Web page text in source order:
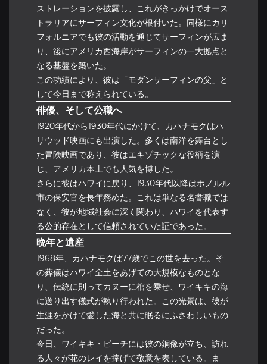
ストレーションを披露し、これがきっかけでオース
トラリアにサーフィン文化が根付いた。同様にカリ
フォルニアでも彼の活動を通じてサーフィンが広ま
り、後にアメリカ西海岸がサーフィンの一大拠点と
なる基盤を築いた。
この功績により、彼は「モダンサーフィンの父」と
して今日まで称えられている。
俳優、そして公職へ
1920年代から1930年代にかけて、カハナモクはハ
リウッド映画にも出演した。多くは南洋を舞台とし
た冒険映画であり、彼はエキゾチックな役柄を演
じ、アメリカ本土でも人気を博した。
さらに彼はハワイに戻り、1930年代以降はホノルル
市の保安官を長年務めた。これは単なる名誉職では
なく、彼が地域社会に深く関わり、ハワイを代表す
る公的存在として信頼されていた証であった。
晩年と遺産
1968年、カハナモクは77歳でこの世を去った。そ
の葬儀はハワイ全土をあげての大規模なものとな
り、伝統に則ってカヌーに棺を乗せ、ワイキキの海
に送り出す儀式が執り行われた。この光景は、彼が
生涯をかけて愛した海と共に眠るにふさわしいもの
だった。
今日、ワイキキ・ビーチには彼の銅像が立ち、訪れ
る人々が花のレイを捧げて敬意を表している。ま